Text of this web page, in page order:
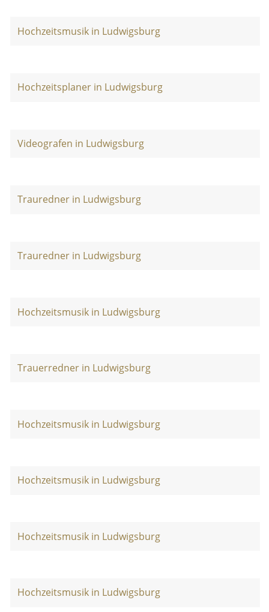
Hochzeitsmusik in Ludwigsburg
Hochzeitsplaner in Ludwigsburg
Videografen in Ludwigsburg
Trauredner in Ludwigsburg
Trauredner in Ludwigsburg
Hochzeitsmusik in Ludwigsburg
Trauerredner in Ludwigsburg
Hochzeitsmusik in Ludwigsburg
Hochzeitsmusik in Ludwigsburg
Hochzeitsmusik in Ludwigsburg
Hochzeitsmusik in Ludwigsburg